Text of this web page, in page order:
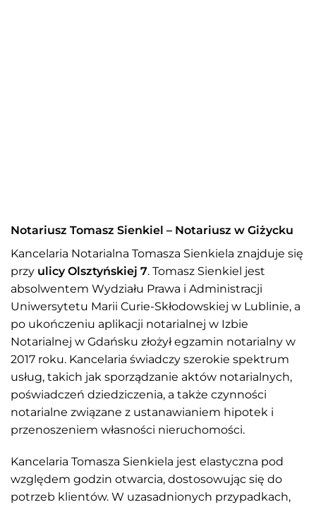
Notariusz Tomasz Sienkiel – Notariusz w Giżycku
Kancelaria Notarialna Tomasza Sienkiela znajduje się
przy ulicy Olsztyńskiej 7. Tomasz Sienkiel jest
absolwentem Wydziału Prawa i Administracji
Uniwersytetu Marii Curie-Skłodowskiej w Lublinie, a
po ukończeniu aplikacji notarialnej w Izbie
Notarialnej w Gdańsku złożył egzamin notarialny w
2017 roku. Kancelaria świadczy szerokie spektrum
usług, takich jak sporządzanie aktów notarialnych,
poświadczeń dziedziczenia, a także czynności
notarialne związane z ustanawianiem hipotek i
przenoszeniem własności nieruchomości.
Kancelaria Tomasza Sienkiela jest elastyczna pod
względem godzin otwarcia, dostosowując się do
potrzeb klientów. W uzasadnionych przypadkach,